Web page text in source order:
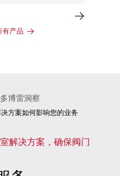
有产品
博雷洞察
方案如何影响您的业务
解决方案，确保阀门